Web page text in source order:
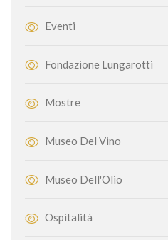
Eventi
Fondazione Lungarotti
Mostre
Museo Del Vino
Museo Dell'Olio
Ospitalità